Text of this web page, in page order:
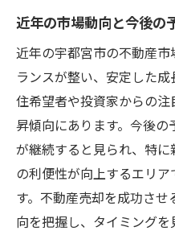
地域イベントや開
周辺施設・環境
地域特性を生か
地域の不動産エ
宇都宮市の不動産市
ミングを見極める
市場の季節性と
売却に適した時
近年の市場動向と今後の
近年の宇都宮市の不動産
ランスが整い、安定した
住希望者や投資家からの
昇傾向にあります。今後
が継続すると見られ、特
の利便性が向上するエリ
す。不動産売却を成功さ
向を把握し、タイミングを